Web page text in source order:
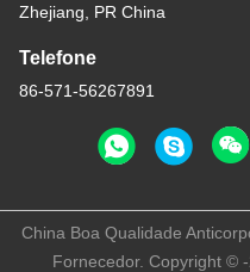
Zhejiang, PR China
Telefone
86-571-56267891
China Boa Qualidade
Fornecedor. Copyright ©